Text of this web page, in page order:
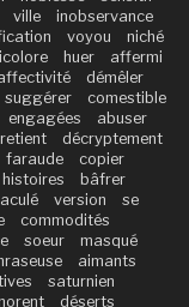
ville
inobservance
voyou
niché
huer
affermi
démêler
suggérer
comestible
engagées
abuser
décryptement
faraude
copier
histoires
bâfrer
version
se
commodités
soeur
masqué
aimants
saturnien
déserts